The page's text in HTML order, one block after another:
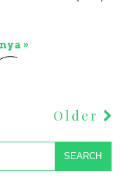
»
Older
SEARCH